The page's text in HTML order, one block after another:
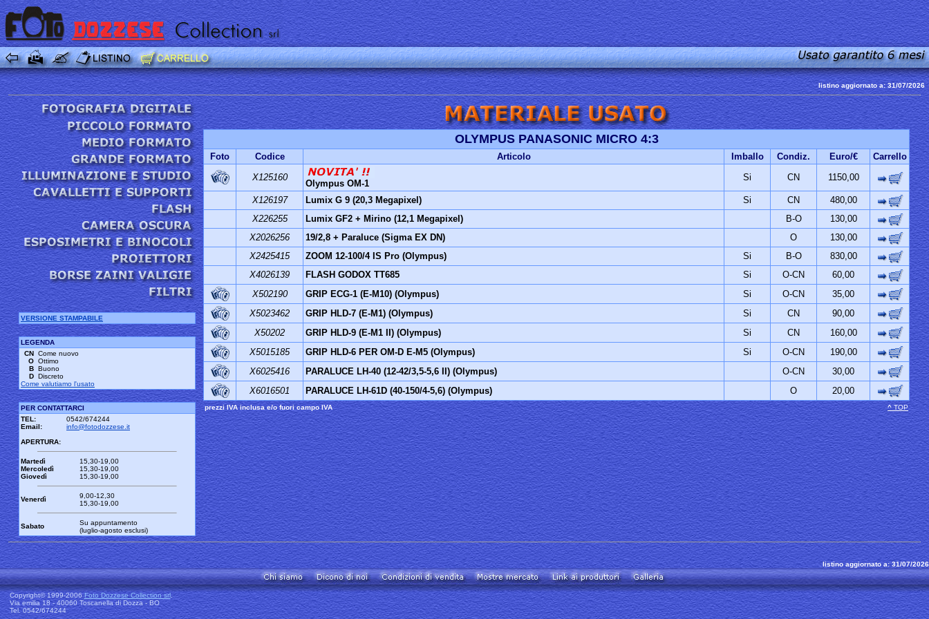
listino aggiornato a: 31/07/2026
VERSIONE STAMPABILE
LEGENDA
CN Come nuovo
O Ottimo
B Buono
D Discreto
Come valutiamo l'usato
PER CONTATTARCI
TEL:
0542/674244
Email:
info@fotodozzese.it
APERTURA:
Martedì
Mercoledì
Giovedì
15,30-19,00
15,30-19,00
15,30-19,00
Venerdì
9,00-12,30
15,30-19,00
Sabato
Su appuntamento
(luglio-agosto esclusi)
OLYMPUS PANASONIC MICRO 4:3
Foto Codice Articolo Imballo Condiz. Euro/€
Carrello
X125160
Olympus OM-1
Si CN 1150,00
X126197 Lumix G 9 (20,3 Megapixel) Si CN
480,00
X226255
Lumix GF2 + Mirino (12,1 Megapixel) B-O
130,00
X2026256
19/2,8 + Paraluce (Sigma EX DN) O
130,00
X2425415
ZOOM 12-100/4 IS Pro (Olympus) Si B-O
830,00
X4026139
FLASH GODOX TT685 Si O-CN
60,00
X502190
GRIP ECG-1 (E-M10) (Olympus) Si O-CN
35,00
X5023462
GRIP HLD-7 (E-M1) (Olympus) Si CN
90,00
X50202
GRIP HLD-9 (E-M1 II) (Olympus) Si CN
160,00
X5015185
GRIP HLD-6 PER OM-D E-M5 (Olympus) Si O-CN
190,00
X6025416
PARALUCE LH-40 (12-42/3,5-5,6 II) (Olympus) O-CN
30,00
X6016501
PARALUCE LH-61D (40-150/4-5,6) (Olympus) O 20,00
prezzi IVA inclusa e/o fuori campo IVA ^TOP
listino aggiornato a: 31/07/2026
Copyright© 1999-2006Foto Dozzese Collection srl.
Via emilia 18 - 40060 Toscanella di Dozza - BO
Tel. 0542/674244